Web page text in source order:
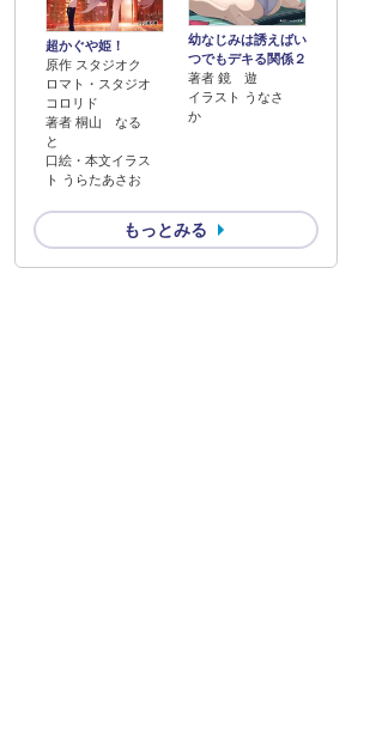
超かぐや姫！
原作 スタジオク
ロマト・スタジオ
コロリド
著者 桐山 なる
と
口絵・本文イラス
ト うらたあさお
幼なじみは誘えばい
つでもデキる関係２
著者 鏡 遊
イラスト うなさ
か
もっとみる